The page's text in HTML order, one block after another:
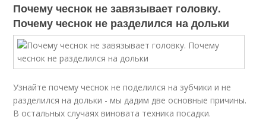
Почему чеснок не завязывает головку.
Почему чеснок не разделился на дольки
Узнайте почему чеснок не поделился на зубчики и не
разделился на дольки - мы дадим две основные причины.
В остальных случаях виновата техника посадки.